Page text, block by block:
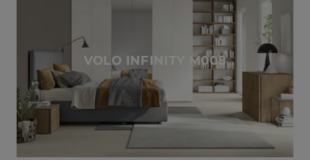
VOLO INFINITY M008